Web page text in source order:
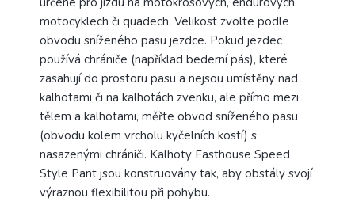
motocyklech či quadech. Velikost zvolte podle
obvodu sníženého pasu jezdce. Pokud jezdec
používá chrániče (například bederní pás), které
zasahují do prostoru pasu a nejsou umístěny nad
kalhotami či na kalhotách zvenku, ale přímo mezi
tělem a kalhotami, měřte obvod sníženého pasu
(obvodu kolem vrcholu kyčelních kostí) s
nasazenými chrániči. Kalhoty Fasthouse Speed
Style Pant jsou konstruovány tak, aby obstály svojí
výraznou flexibilitou při pohybu.